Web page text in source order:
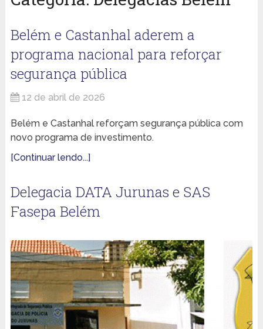
Belém e Castanhal aderem a
programa nacional para reforçar
segurança pública
12 de abril de 2026
Belém e Castanhal reforçam segurança pública com
novo programa de investimento.
[Continuar lendo...]
Delegacia DATA Jurunas e SAS
Fasepa Belém